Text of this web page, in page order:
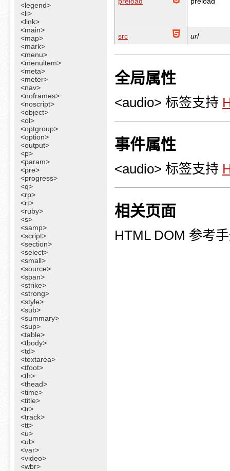
<legend>
<li>
<link>
<main>
<map>
<mark>
<menu>
<menuitem>
<meta>
<meter>
<nav>
<noframes>
<noscript>
<object>
<ol>
<optgroup>
<option>
<output>
<p>
<param>
<pre>
<progress>
<q>
<rp>
<rt>
<ruby>
<s>
<samp>
<script>
<section>
<select>
<small>
<source>
<span>
<strike>
<strong>
<style>
<sub>
<summary>
<sup>
<table>
<tbody>
<td>
<textarea>
<tfoot>
<th>
<thead>
<time>
<title>
<tr>
<track>
<tt>
<u>
<ul>
<var>
<video>
<wbr>
src url
全局属性
<audio> 标签支持
事件属性
<audio> 标签支持
相关页面
HTML DOM 参考